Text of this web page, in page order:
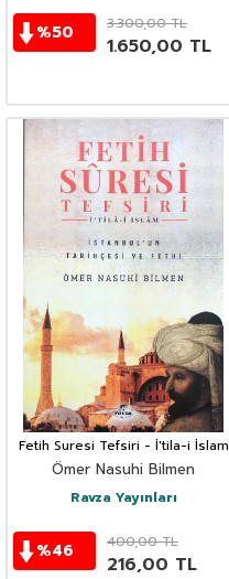
%50 3.300,00TL
1.650,00 TL
Fetih Suresi Tefsiri - İ'tila-i İslam
Ömer Nasuhi Bilmen
Ravza Yayınları
%46 400,00TL
216,00 TL